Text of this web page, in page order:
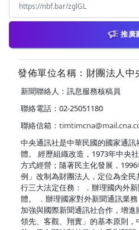
推廣
發佈單位名稱：財團法人中
新聞聯絡人：訊息服務核稿員
聯絡電話：02-25051180
聯絡信箱：
中央通訊社是中華民國的國家通
體。 經歷組織改造，1973年中央
方式經營；隨著民主化發展，
例」改制為財團法人，定位為全
行三大法定任務： ．辦理國內外
體。 ．辦理國家對外新聞通訊業
加強與國際新聞通訊社合作，增進
領先、客觀、翔實」的基本原則，